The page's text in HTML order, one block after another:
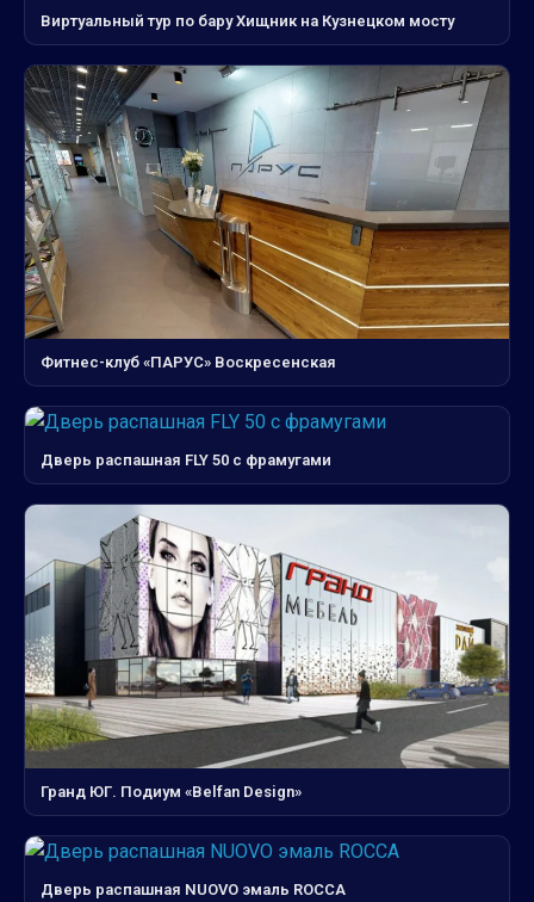
Виртуальный тур по бару Хищник на Кузнецком мосту
Фитнес-клуб «ПАРУС» Воскресенская
Дверь распашная FLY 50 с фрамугами
Гранд ЮГ. Подиум «Belfan Design»
Дверь распашная NUOVO эмаль ROCCA